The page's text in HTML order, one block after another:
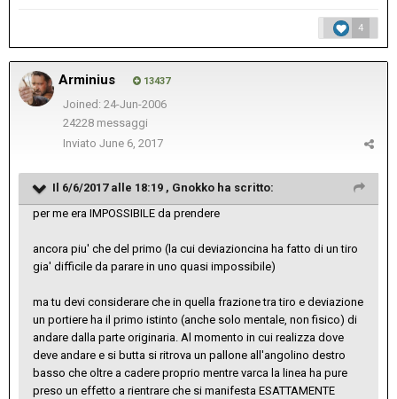
4
Arminius 13437
Joined: 24-Jun-2006
24228 messaggi
Inviato June 6, 2017
Il 6/6/2017 alle 18:19 , Gnokko ha scritto:
per me era IMPOSSIBILE da prendere
ancora piu' che del primo (la cui deviazioncina ha fatto di un tiro
gia' difficile da parare in uno quasi impossibile)
ma tu devi considerare che in quella frazione tra tiro e deviazione
un portiere ha il primo istinto (anche solo mentale, non fisico) di
andare dalla parte originaria. Al momento in cui realizza dove
deve andare e si butta si ritrova un pallone all'angolino destro
basso che oltre a cadere proprio mentre varca la linea ha pure
preso un effetto a rientrare che si manifesta ESATTAMENTE